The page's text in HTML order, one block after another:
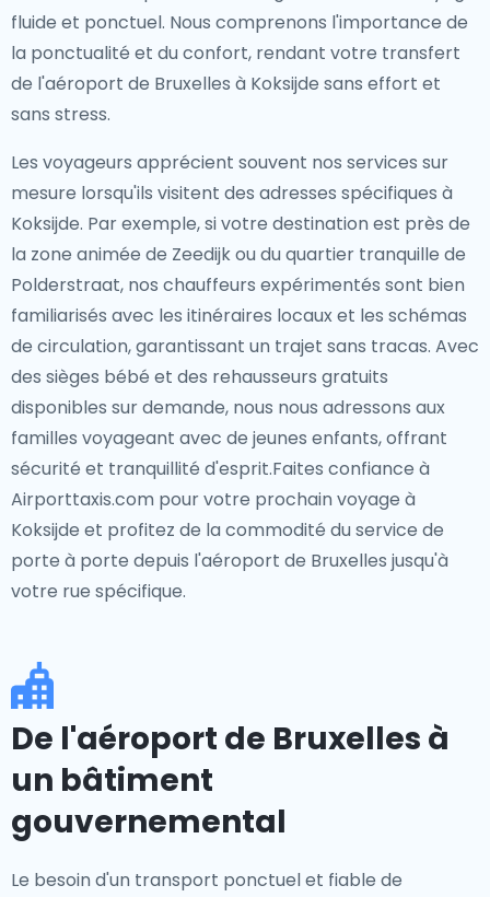
fluide et ponctuel. Nous comprenons l'importance de
la ponctualité et du confort, rendant votre transfert
de l'aéroport de Bruxelles à Koksijde sans effort et
sans stress.
Les voyageurs apprécient souvent nos services sur
mesure lorsqu'ils visitent des adresses spécifiques à
Koksijde. Par exemple, si votre destination est près de
la zone animée de Zeedijk ou du quartier tranquille de
Polderstraat, nos chauffeurs expérimentés sont bien
familiarisés avec les itinéraires locaux et les schémas
de circulation, garantissant un trajet sans tracas. Avec
des sièges bébé et des rehausseurs gratuits
disponibles sur demande, nous nous adressons aux
familles voyageant avec de jeunes enfants, offrant
sécurité et tranquillité d'esprit.Faites confiance à
Airporttaxis.com pour votre prochain voyage à
Koksijde et profitez de la commodité du service de
porte à porte depuis l'aéroport de Bruxelles jusqu'à
votre rue spécifique.
De l'aéroport de Bruxelles à
un bâtiment
gouvernemental
Le besoin d'un transport ponctuel et fiable de